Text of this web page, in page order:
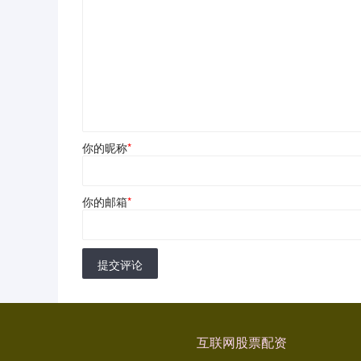
你的昵称*
你的邮箱*
提交评论
互联网股票配资